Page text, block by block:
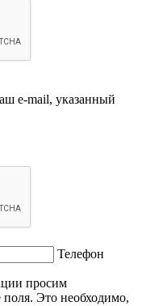
e-mail, указанный
Телефон
просим
поля. Это необходимо,